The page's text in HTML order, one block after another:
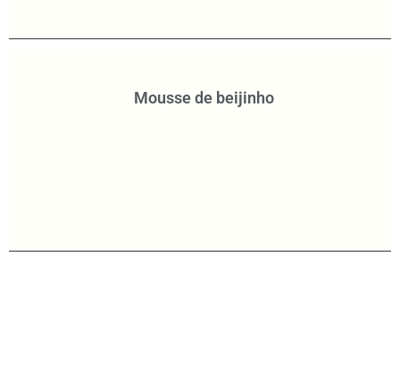
Mousse de beijinho